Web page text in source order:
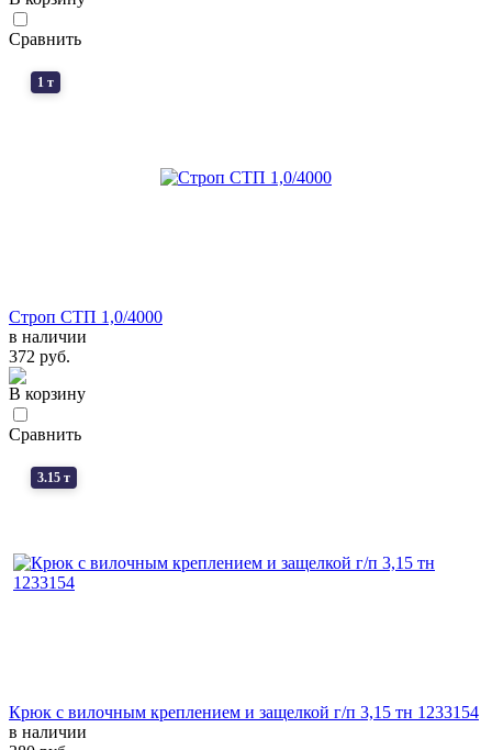
Сравнить
1 т
Строп СТП 1,0/4000
в наличии
372 руб.
В корзину
Сравнить
3.15 т
Крюк с вилочным креплением и защелкой г/п 3,15 тн 1233154
в наличии